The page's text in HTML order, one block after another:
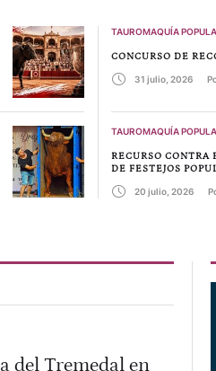
TAUROMAQUÍA
CONCURSO DE
31 julio, 2026
TAUROMAQUÍA
RECURSO CONTRA
DE FESTEJOS
20 julio, 2026
del Tremedal en